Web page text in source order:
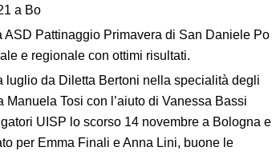
a Bo
Pattinaggio Primavera di San Daniele Po
e regionale con ottimi risultati.
luglio da Diletta Bertoni nella specialità degli
Tosi con l’aiuto di Vanessa Bassi
UISP lo scorso 14 novembre a Bologna e
per Emma Finali e Anna Lini, buone le